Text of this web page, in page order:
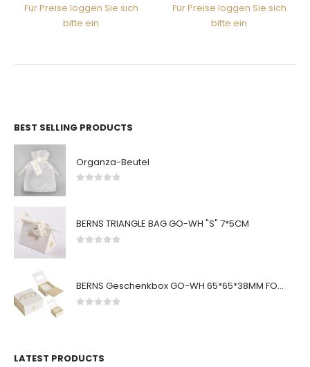
Für Preise loggen Sie sich
bitte ein
Für Preise loggen Sie sich
bitte ein
BEST SELLING PRODUCTS
Organza-Beutel
BERNS TRIANGLE BAG GO-WH "S" 7*5CM
BERNS Geschenkbox GO-WH 65*65*38MM FOR SMALL SETS
LATEST PRODUCTS